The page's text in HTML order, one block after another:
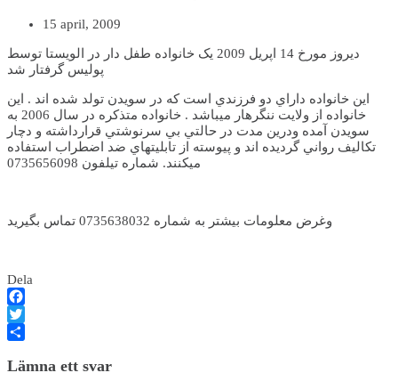
15 april, 2009
ديروز مورخ 14 اپريل 2009 يک خانواده طفل دار در الويستا توسط
پوليس گرفتار شد
اين خانواده داراي دو فرزندي است که در سويدن تولد شده اند . اين
خانواده از ولايت ننگرهار ميباشد . خانواده متذکره در سال 2006 به
سويدن آمده ودرين مدت در حالتي بي سرنوشتي قرارداشته و دچار
تکاليف رواني گرديده اند و پيوسته از تابليتهاي ضد اضطراب استفاده
ميکنند. شماره تيلفون 0735656098
وغرض معلومات بيشتر به شماره 0735638032 تماس بگيريد
Dela
Facebook
Twitter
Lämna ett svar